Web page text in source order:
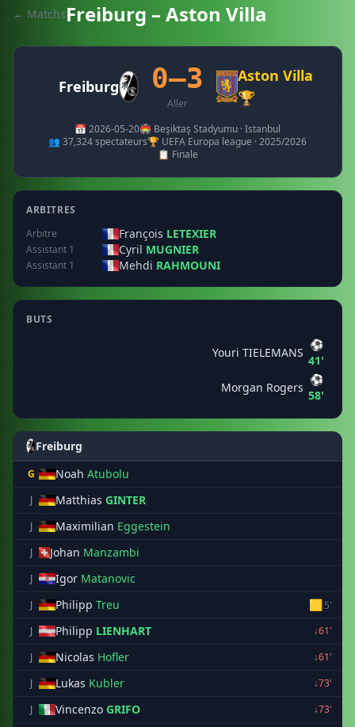
← MatchsFreiburg – Aston Villa
Freiburg 0–3
Aller
Aston Villa
🏆
📅 2026-05-20🏟️ Beşiktaş Stadyumu · Istanbul
👥 37,324 spectateurs🏆 UEFA Europa league · 2025/2026
📋 Finale
ARBITRES
Arbitre
François LETEXIER
Assistant 1 Cyril MUGNIER
Assistant 1 Mehdi RAHMOUNI
BUTS
Youri TIELEMANS
⚽
41'
Morgan Rogers
⚽
58'
Freiburg
G Noah Atubolu
J Matthias GINTER
J Maximilian Eggestein
J Johan Manzambi
J Igor Matanovic
J Philipp Treu 🟨5'
J
Philipp LIENHART
↓61'
J
Nicolas Hofler
↓61'
J
Lukas Kubler
↓73'
J
Vincenzo GRIFO
↓73'